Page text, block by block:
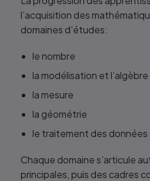
l’acquisition des
domaines d’études:
le nombre
la modélisation et l’algèbre
la mesure
la géométrie
le traitement des
Chaque domaine s’articule
principales, puis des cadres